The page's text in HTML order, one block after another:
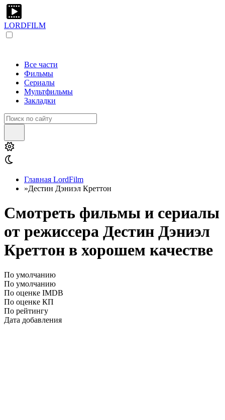
LORDFILM
Все части
Фильмы
Сериалы
Мультфильмы
Закладки
Главная LordFilm
»Дестин Дэниэл Креттон
Смотреть фильмы и сериалы
от режиссера Дестин Дэниэл
Креттон в хорошем качестве
По умолчанию
По умолчанию
По оценке IMDB
По оценке КП
По рейтингу
Дата добавления